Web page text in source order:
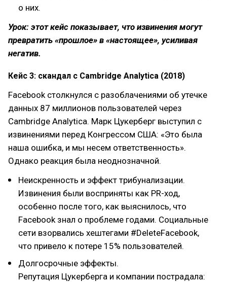
о них.
Урок: этот кейс показывает, что извинения могут
превратить «прошлое» в «настоящее», усиливая
негатив.
Кейс 3: скандал с Cambridge Analytica (2018)
Facebook столкнулся с разоблачениями об утечке
данных 87 миллионов пользователей через
Cambridge Analytica. Марк Цукерберг выступил с
извинениями перед Конгрессом США: «Это была
наша ошибка, и мы несем ответственность».
Однако реакция была неоднозначной.
Неискренность и эффект трибунализации.
Извинения были восприняты как PR-ход,
особенно после того, как выяснилось, что
Facebook знал о проблеме годами. Социальные
сети взорвались хештегами #DeleteFacebook,
что привело к потере 15% пользователей.
Долгосрочные эффекты.
Репутация Цукерберга и компании пострадала: